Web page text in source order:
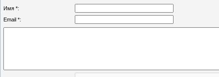
Имя *:
Email *: